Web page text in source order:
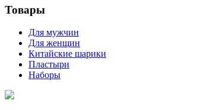
Товары
Для мужчин
Для женщин
Китайские шарики
Пластыри
Наборы